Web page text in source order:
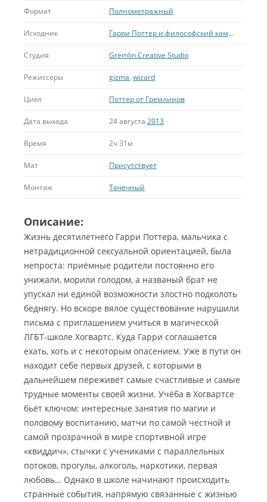
Формат Полнометражный
Исходник Гарри Поттер и философский камень
Студия Gremlin Creative Studio
Режиссёры gizma, wizard
Цикл Поттер от Гремлинов
Дата выхода 24 августа 2013
Время 2ч 31м
Мат Присутствует
Монтаж Точечный
Описание:
Жизнь десятилетнего Гарри Поттера, мальчика с
нетрадиционной сексуальной ориентацией, была
непроста: приёмные родители постоянно его
унижали, морили голодом, а названый брат не
упускал ни единой возможности злостно подколоть
беднягу. Но вскоре вялое существование нарушили
письма с приглашением учиться в магической
ЛГБТ-школе Хогвартс. Куда Гарри соглашается
ехать, хоть и с некоторым опасением. Уже в пути он
находит себе первых друзей, с которыми в
дальнейшем переживёт самые счастливые и самые
трудные моменты своей жизни. Учёба в Хогвартсе
бьёт ключом: интересные занятия по магии и
половому воспитанию, матчи по самой честной и
самой прозрачной в мире спортивной игре
«квиддич», стычки с учениками с параллельных
потоков, прогулы, алкоголь, наркотики, первая
любовь… Однако в школе начинают происходить
странные события, напрямую связанные с жизнью